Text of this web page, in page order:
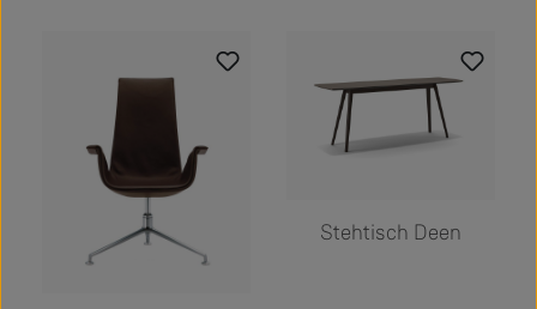
Stehtisch Deen